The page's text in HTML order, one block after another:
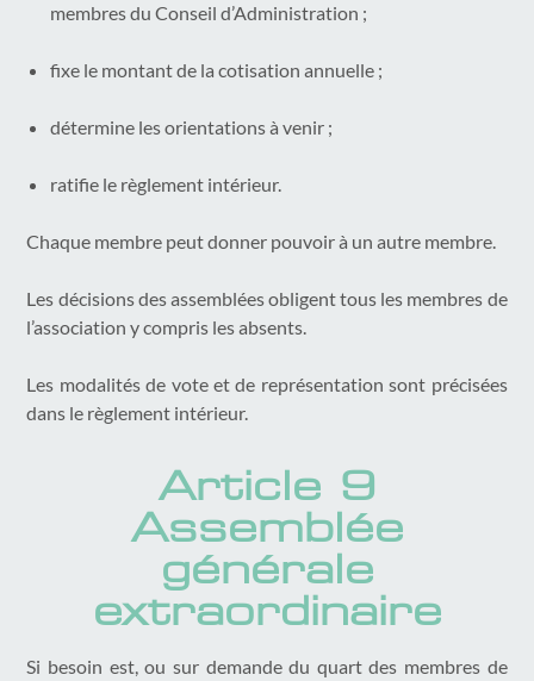
membres du Conseil d’Administration ;
fixe le montant de la cotisation annuelle ;
détermine les orientations à venir ;
ratifie le règlement intérieur.
Chaque membre peut donner pouvoir à un autre membre.
Les décisions des assemblées obligent tous les membres de
l’association y compris les absents.
Les modalités de vote et de représentation sont précisées
dans le règlement intérieur.
Article 9
Assemblée
générale
extraordinaire
Si besoin est, ou sur demande du quart des membres de